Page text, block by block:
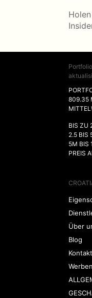
Portfolio
809.35
BIS ZU
2.5 BIS
5M BIS
PREIS
Über
Blog
Kontakt